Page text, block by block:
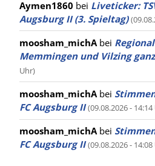
Aymen1860 bei Liveticker:
Augsburg II (3. Spieltag)
moosham_michAbei
Memmingen und Vilzing
Uhr)
moosham_michAbei
FC Augsburg II (09.08.2026 -
moosham_michAbei
FC Augsburg II (09.08.2026 -